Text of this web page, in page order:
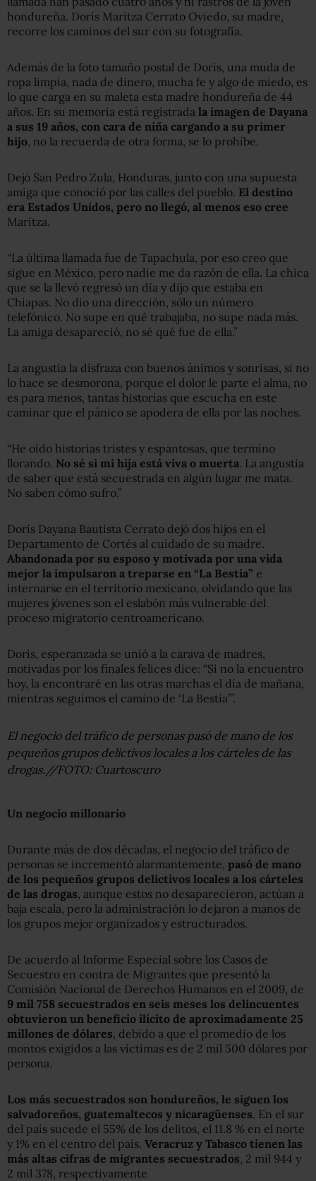
hondureña. Doris Maritza Cerrato Oviedo, su madre,
recorre los caminos del sur con su fotografía.
Además de la foto tamaño postal de Doris, una muda de
ropa limpia, nada de dinero, mucha fe y algo de miedo, es
lo que carga en su maleta esta madre hondureña de 44
años. En su memoria está registrada la imagen de Dayana
a sus 19 años, con cara de niña cargando a su primer
hijo , no la recuerda de otra forma, se lo prohíbe.
Dejó San Pedro Zula, Honduras, junto con una supuesta
amiga que conoció por las calles del pueblo. El destino
era Estados Unidos, pero no llegó, al menos eso cree
Maritza.
“La última llamada fue de Tapachula, por eso creo que
sigue en México, pero nadie me da razón de ella. La chica
que se la llevó regresó un día y dijo que estaba en
Chiapas. No dio una dirección, sólo un número
telefónico. No supe en qué trabajaba, no supe nada más.
La amiga desapareció, no sé qué fue de ella.”
La angustia la disfraza con buenos ánimos y sonrisas, si no
lo hace se desmorona, porque el dolor le parte el alma, no
es para menos, tantas historias que escucha en este
caminar que el pánico se apodera de ella por las noches.
“He oído historias tristes y espantosas, que termino
llorando. No sé si mi hija está viva o muerta. La angustia
de saber que está secuestrada en algún lugar me mata.
No saben cómo sufro.”
Doris Dayana Bautista Cerrato dejó dos hijos en el
Departamento de Cortés al cuidado de su madre.
Abandonada por su esposo y motivada por una vida
mejor la impulsaron a treparse en “La Bestia” e
internarse en el territorio mexicano, olvidando que las
mujeres jóvenes son el eslabón más vulnerable del
proceso migratorio centroamericano.
Doris, esperanzada se unió a la carava de madres,
motivadas por los finales felices dice: “Si no la encuentro
hoy, la encontraré en las otras marchas el día de mañana,
mientras seguimos el camino de ‘La Bestia’”.
El negocio del tráfico de personas pasó de mano de los
pequeños grupos delictivos locales a los cárteles de las
drogas.//FOTO: Cuartoscuro
Un negocio millonario
Durante más de dos décadas, el negocio del tráfico de
personas se incrementó alarmantemente, pasó de mano
de los pequeños grupos delictivos locales a los cárteles
de las drogas , aunque estos no desaparecieron, actúan a
baja escala, pero la administración lo dejaron a manos de
los grupos mejor organizados y estructurados.
De acuerdo al Informe Especial sobre los Casos de
Secuestro en contra de Migrantes que presentó la
Comisión Nacional de Derechos Humanos en el 2009, de
9 mil 758 secuestrados en seis meses los delincuentes
obtuvieron un beneficio ilícito de aproximadamente 25
millones de dólares , debido a que el promedio de los
montos exigidos a las víctimas es de 2 mil 500 dólares por
persona.
Los más secuestrados son hondureños, le siguen los
salvadoreños, guatemaltecos y nicaragüenses. En el sur
del país sucede el 55% de los delitos, el 11.8 % en el norte
y 1% en el centro del país. Veracruz y Tabasco tienen las
más altas cifras de migrantes secuestrados , 2 mil 944 y
2 mil 378, respectivamente